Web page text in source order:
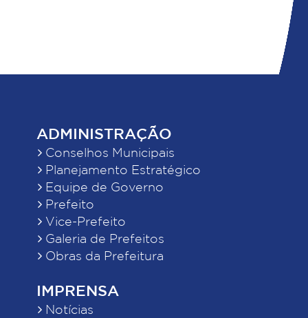
ADMINISTRAÇÃO
Conselhos Municipais
Planejamento Estratégico
Equipe de Governo
Prefeito
Vice-Prefeito
Galeria de Prefeitos
Obras da Prefeitura
IMPRENSA
Notícias